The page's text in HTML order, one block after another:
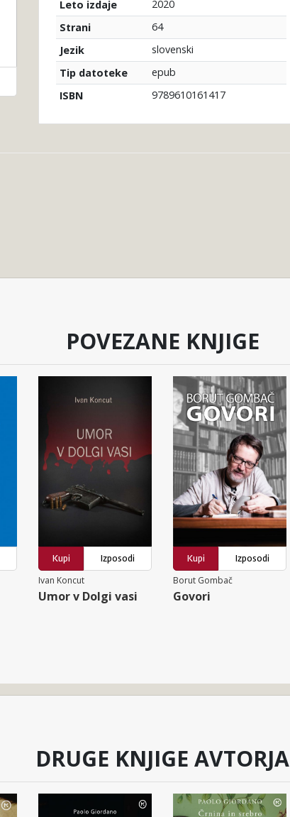
Leto izdaje
2020
Strani
64
Jezik
slovenski
Tip datoteke
epub
ISBN
9789610161417
POVEZANE KNJIGE
Kupi
Izposodi
Ivan Koncut
Umor v Dolgi vasi
Kupi
Izposodi
Borut Gombač
Govori
DRUGE KNJIGE AVTORJA